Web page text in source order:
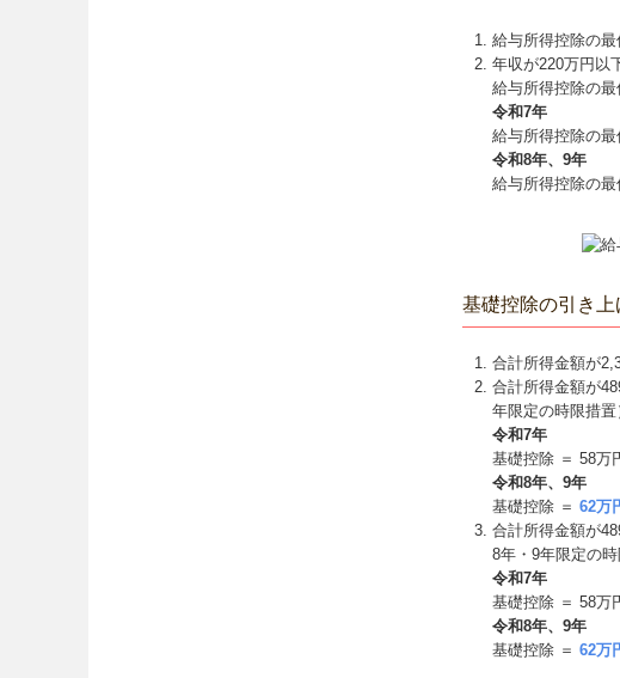
給与所得控除の
年収が220万円以
給与所得控除の
令和7年
給与所得控除の
令和8年、9年
給与所得控除の最
基礎控除の引き上
合計所得⾦額が
合計所得⾦額が
年限定の時限措置
令和7年
基礎控除 ＝ 58万
令和8年、9年
基礎控除 ＝ 62万
合計所得⾦額が
8年・9年限定の時
令和7年
基礎控除 ＝ 58万
令和8年、9年
基礎控除 ＝ 62万